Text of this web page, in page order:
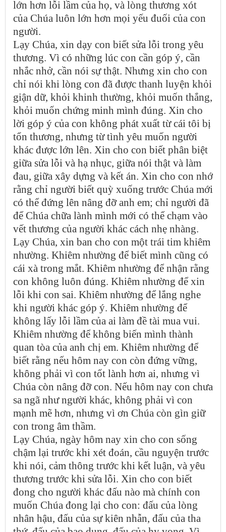
lớn hơn lỗi lầm của họ, và lòng thương xót
của Chúa luôn lớn hơn mọi yếu đuối của con
người.
Lạy Chúa, xin dạy con biết sửa lỗi trong yêu
thương. Vì có những lúc con cần góp ý, cần
nhắc nhở, cần nói sự thật. Nhưng xin cho con
chỉ nói khi lòng con đã được thanh luyện khỏi
giận dữ, khỏi khinh thường, khỏi muốn thắng,
khỏi muốn chứng minh mình đúng. Xin cho
lời góp ý của con không phát xuất từ cái tôi bị
tổn thương, nhưng từ tình yêu muốn người
khác được lớn lên. Xin cho con biết phân biệt
giữa sửa lỗi và hạ nhục, giữa nói thật và làm
đau, giữa xây dựng và kết án. Xin cho con nhớ
rằng chỉ người biết quỳ xuống trước Chúa mới
có thể đứng lên nâng đỡ anh em; chỉ người đã
để Chúa chữa lành mình mới có thể chạm vào
vết thương của người khác cách nhẹ nhàng.
Lạy Chúa, xin ban cho con một trái tim khiêm
nhường. Khiêm nhường để biết mình cũng có
cái xà trong mắt. Khiêm nhường để nhận rằng
con không luôn đúng. Khiêm nhường để xin
lỗi khi con sai. Khiêm nhường để lắng nghe
khi người khác góp ý. Khiêm nhường để
không lấy lỗi lầm của ai làm đề tài mua vui.
Khiêm nhường để không biến mình thành
quan tòa của anh chị em. Khiêm nhường để
biết rằng nếu hôm nay con còn đứng vững,
không phải vì con tốt lành hơn ai, nhưng vì
Chúa còn nâng đỡ con. Nếu hôm nay con chưa
sa ngã như người khác, không phải vì con
mạnh mẽ hơn, nhưng vì ơn Chúa còn gìn giữ
con trong âm thầm.
Lạy Chúa, ngày hôm nay xin cho con sống
chậm lại trước khi xét đoán, cầu nguyện trước
khi nói, cảm thông trước khi kết luận, và yêu
thương trước khi sửa lỗi. Xin cho con biết
đong cho người khác đấu nào mà chính con
muốn Chúa đong lại cho con: đấu của lòng
nhân hậu, đấu của sự kiên nhẫn, đấu của tha